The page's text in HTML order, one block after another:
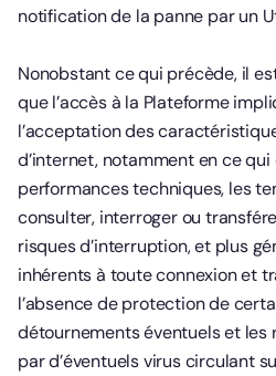
notification de la panne par un
Nonobstant ce qui précède, il
que l’accès à la Plateforme
l’acceptation des
d’internet, notamment en ce
performances techniques, les
consulter, interroger ou
risques d’interruption, et plus
inhérents à toute connexion et
l’absence de protection de
détournements éventuels et
par d’éventuels virus circulant